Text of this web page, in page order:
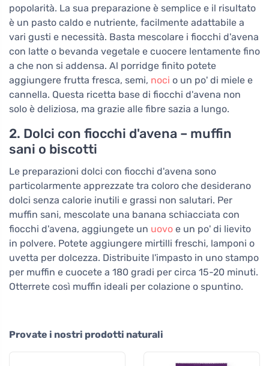
popolarità. La sua preparazione è semplice e il risultato
è un pasto caldo e nutriente, facilmente adattabile a
vari gusti e necessità. Basta mescolare i fiocchi d'avena
con latte o bevanda vegetale e cuocere lentamente fino
a che non si addensa. Al porridge finito potete
aggiungere frutta fresca, semi, noci o un po' di miele e
cannella. Questa ricetta base di fiocchi d'avena non
solo è deliziosa, ma grazie alle fibre sazia a lungo.
2. Dolci con fiocchi d'avena – muffin
sani o biscotti
Le preparazioni dolci con fiocchi d'avena sono
particolarmente apprezzate tra coloro che desiderano
dolci senza calorie inutili e grassi non salutari. Per
muffin sani, mescolate una banana schiacciata con
fiocchi d'avena, aggiungete un uovo e un po' di lievito
in polvere. Potete aggiungere mirtilli freschi, lamponi o
uvetta per dolcezza. Distribuite l'impasto in uno stampo
per muffin e cuocete a 180 gradi per circa 15-20 minuti.
Otterrete così muffin ideali per colazione o spuntino.
Provate i nostri prodotti naturali